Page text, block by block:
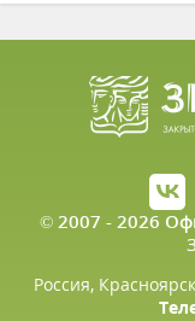
© 2007 - 2026
Россия,